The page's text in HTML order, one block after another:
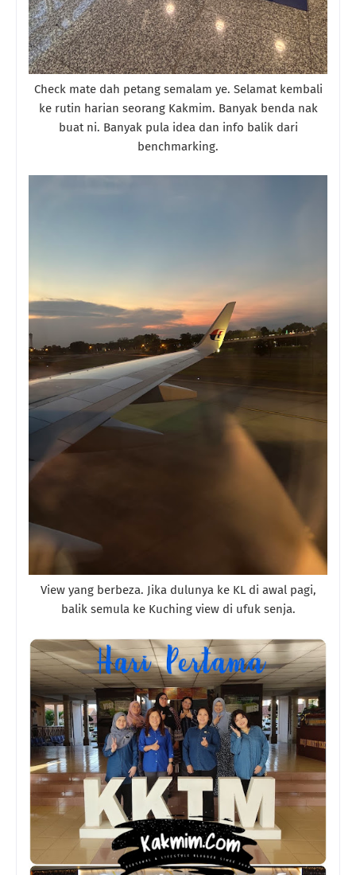
Check mate dah petang semalam ye. Selamat kembali
ke rutin harian seorang Kakmim. Banyak benda nak
buat ni. Banyak pula idea dan info balik dari
benchmarking.
View yang berbeza. Jika dulunya ke KL di awal pagi,
balik semula ke Kuching view di ufuk senja.